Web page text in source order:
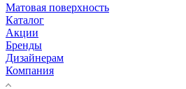
Матовая поверхность
Каталог
Акции
Бренды
Дизайнерам
Компания